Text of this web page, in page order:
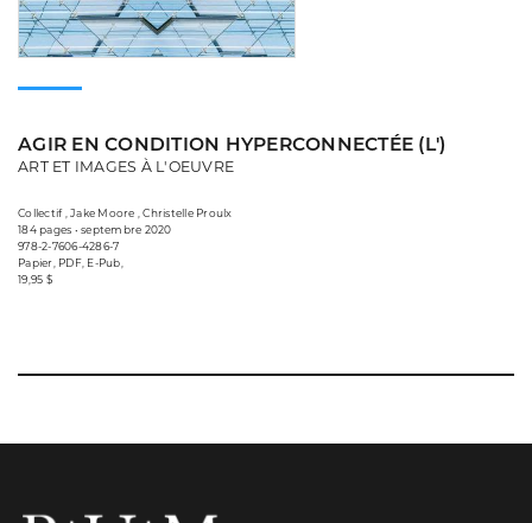
AGIR EN CONDITION HYPERCONNECTÉE (L')
ART ET IMAGES À L'OEUVRE
Collectif , Jake Moore , Christelle Proulx
184 pages • septembre 2020
978-2-7606-4286-7
Papier, PDF, E-Pub,
19,95 $